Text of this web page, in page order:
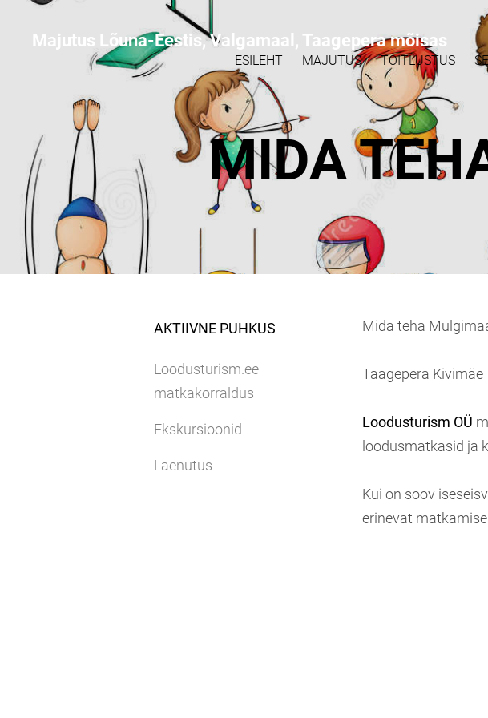
Majutus Lõuna-Eestis, Valgamaal, Taagepera mõisas
ESILEHT MAJUTUS TOITLUSTUS
MIDA
AKTIIVNE PUHKUS
Loodusturism.ee
matkakorraldus
Ekskursioonid
Laenutus
Mida teha
Taagepera
Loodusturism OÜ
loodusmatkasid ja
Kui on soov
erinevat